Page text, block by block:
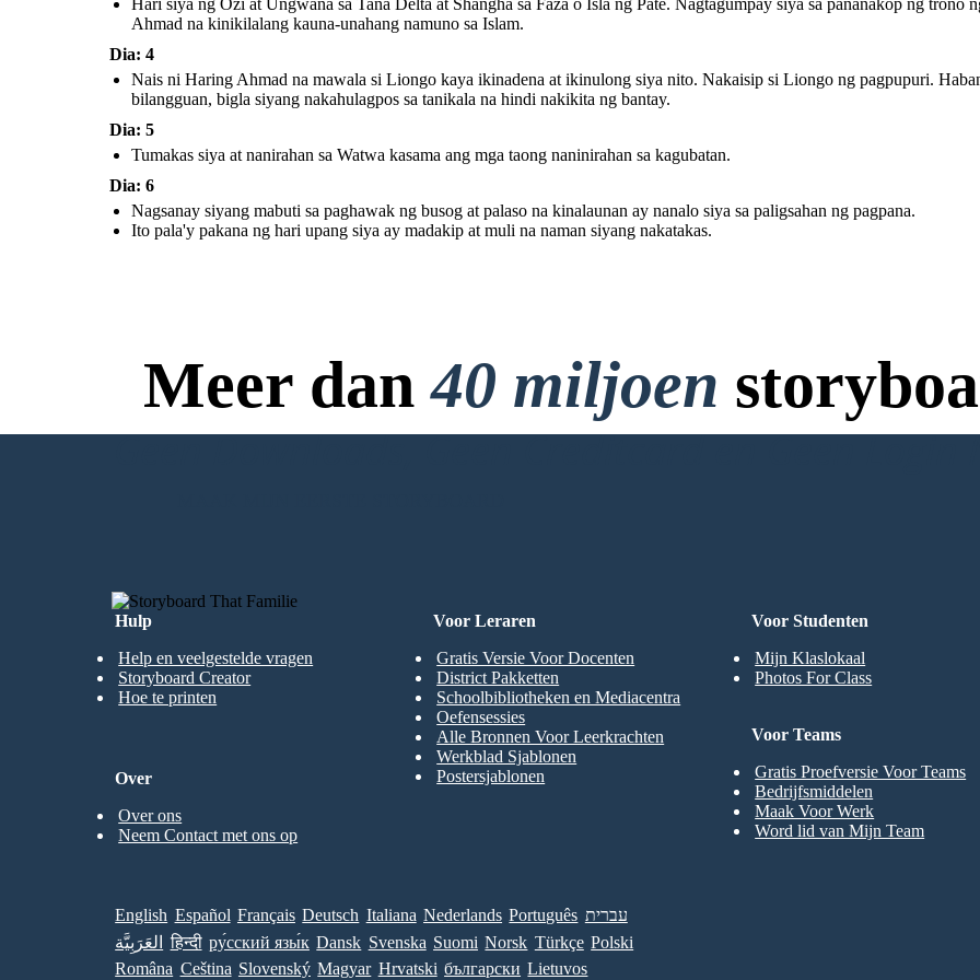
sa paligsahan ng pagpana.
Ito pala'y pakana ng hari
upang siya ay madakip at muli
Ahmad na kinikilalang kauna-unahang namuno sa Islam.
Dia: 4
Nais ni Haring Ahmad na mawala si Liongo kaya ikinadena at ikinulong siya nito. Nakaisip si Liongo ng pagpupuri.
bilangguan, bigla siyang nakahulagpos sa tanikala na hindi nakikita ng bantay.
Dia: 5
Tumakas siya at nanirahan sa Watwa kasama ang mga taong naninirahan sa kagubatan.
Dia: 6
Nagsanay siyang mabuti sa paghawak ng busog at palaso na kinalaunan ay nanalo siya sa paligsahan ng pagpana.
Ito pala'y pakana ng hari upang siya ay madakip at muli na naman siyang nakatakas.
Meer dan40 miljoen
Geen Downloads, Geen Creditcard en Geen
Hulp
Help en veelgestelde vragen
Storyboard Creator
Hoe te printen
Voor Studenten
Mijn Klaslokaal
Photos For Class
Voor Leraren
Gratis Versie Voor Docenten
District Pakketten
Schoolbibliotheken en Mediacentra
Oefensessies
Alle Bronnen Voor Leerkrachten
Werkblad Sjablonen
Postersjablonen
Voor Teams
Gratis Proefversie Voor Teams
Bedrijfsmiddelen
Maak Voor Werk
Word lid van Mijn Team
Over
Over ons
Neem Contact met ons op
English Español Français Deutsch Italiana Nederlands Português עברית
العَرَبِيَّة
हिन्दी ру́сский язы́к Dansk Svenska Suomi Norsk Türkçe Polski
Româna Ceština Slovenský Magyar Hrvatski български Lietuvos